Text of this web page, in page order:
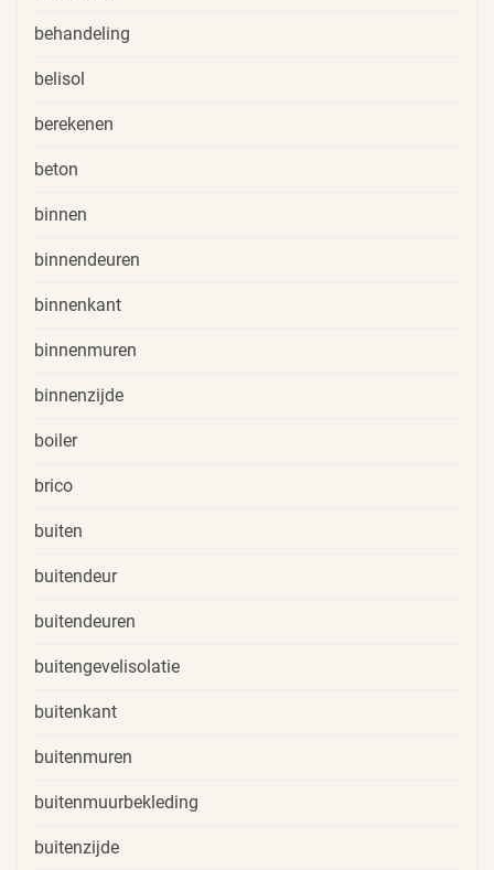
behandeling
belisol
berekenen
beton
binnen
binnendeuren
binnenkant
binnenmuren
binnenzijde
boiler
brico
buiten
buitendeur
buitendeuren
buitengevelisolatie
buitenkant
buitenmuren
buitenmuurbekleding
buitenzijde